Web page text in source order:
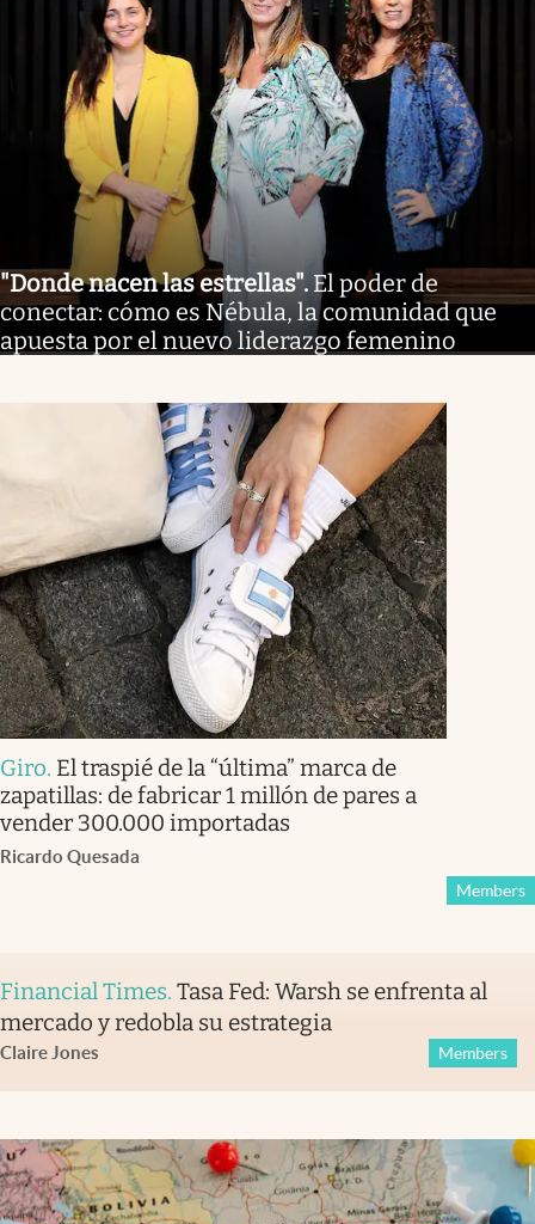
"Donde nacen las estrellas". El poder de
conectar: cómo es Nébula, la comunidad que
apuesta por el nuevo liderazgo femenino
Giro. El traspié de la “última” marca de
zapatillas: de fabricar 1 millón de pares a
vender 300.000 importadas
Ricardo Quesada
Members
Financial Times. Tasa Fed: Warsh se enfrenta al
mercado y redobla su estrategia
Claire Jones Members